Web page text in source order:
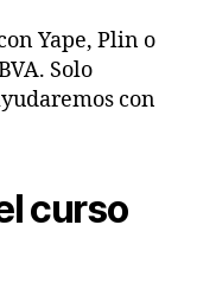
Yape, Plin o
Solo
con
curso